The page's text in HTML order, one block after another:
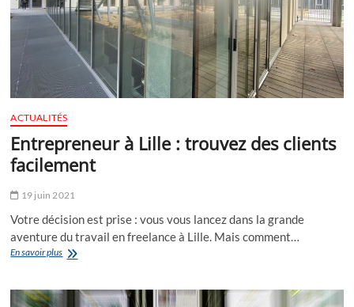
2021
ACTUALITÉS
Entrepreneur à Lille : trouvez des clients
facilement
19 juin 2021
Votre décision est prise : vous vous lancez dans la grande
aventure du travail en freelance à Lille. Mais comment…
En savoir plusEntrepreneur
: